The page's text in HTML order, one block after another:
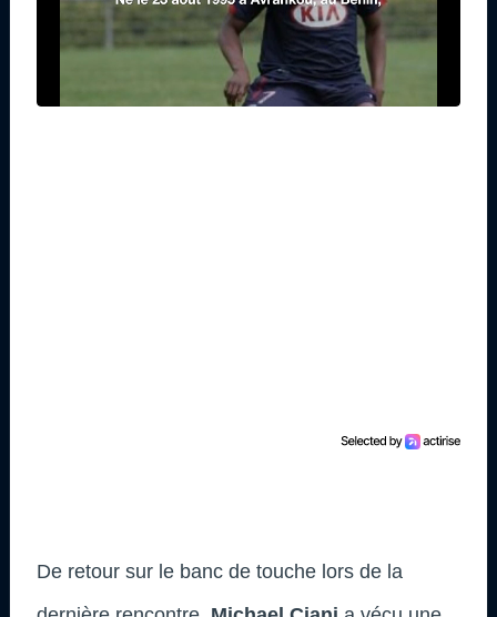
De retour sur le banc de touche lors de la